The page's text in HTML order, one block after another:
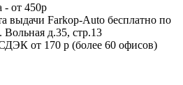
- от 450p
выдачи Farkop-Auto бесплатно по
Вольная д.35, стр.13
от 170 p (более 60 офисов)